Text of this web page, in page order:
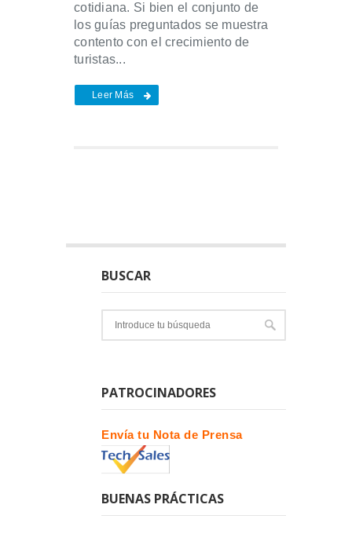
cotidiana. Si bien el conjunto de
los guías preguntados se muestra
contento con el crecimiento de
turistas...
Leer Más
BUSCAR
PATROCINADORES
Envía tu Nota de Prensa
BUENAS PRÁCTICAS